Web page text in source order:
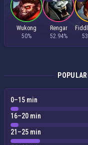
Wukong
50%
Rengar
52.94%
0–15 min
16–20 min
21–25 min